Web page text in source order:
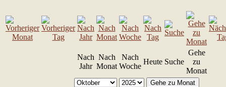
Nach
Jahr
Nach
Monat
Nach
Woche
Heute Suche
Gehe
zu
Monat
Gehe zu Monat